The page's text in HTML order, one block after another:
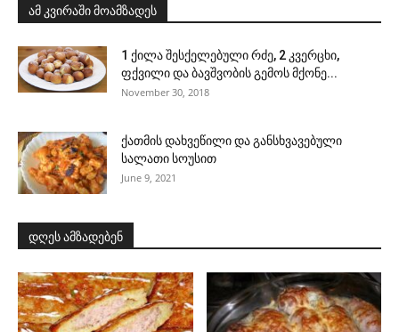
ამ კვირაში მოამზადეს
1 ქილა შესქელებული რძე, 2 კვერცხი,
ფქვილი და ბავშვობის გემოს მქონე...
November 30, 2018
ქათმის დახვეწილი და განსხვავებული
სალათი სოუსით
June 9, 2021
დღეს ამზადებენ